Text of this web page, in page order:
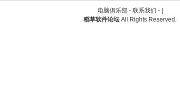
电脑俱乐部 - 联系我们 -
稻草软件论坛 All Rights Reserved.